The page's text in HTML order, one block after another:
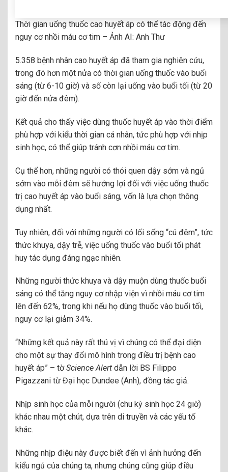
Thời gian uống thuốc cao huyết áp có thể tác động đến
nguy cơ nhồi máu cơ tim – Ảnh AI: Anh Thư
5.358 bệnh nhân cao huyết áp đã tham gia nghiên cứu,
trong đó hơn một nửa có thời gian uống thuốc vào buổi
sáng (từ 6-10 giờ) và số còn lại uống vào buổi tối (từ 20
giờ đến nửa đêm).
Kết quả cho thấy việc dùng thuốc huyết áp vào thời điểm
phù hợp với kiểu thời gian cá nhân, tức phù hợp với nhịp
sinh học, có thể giúp tránh cơn nhồi máu cơ tim.
Cụ thể hơn, những người có thói quen dậy sớm và ngủ
sớm vào mỗi đêm sẽ hưởng lợi đối với việc uống thuốc
trị cao huyết áp vào buổi sáng, vốn là lựa chọn thông
dụng nhất.
Tuy nhiên, đối với những người có lối sống “cú đêm”, tức
thức khuya, dậy trễ, việc uống thuốc vào buổi tối phát
huy tác dụng đáng ngạc nhiên.
Những người thức khuya và dậy muộn dùng thuốc buổi
sáng có thể tăng nguy cơ nhập viện vì nhồi máu cơ tim
lên đến 62%, trong khi nếu họ dùng thuốc vào buổi tối,
nguy cơ lại giảm 34%.
“Những kết quả này rất thú vị vì chúng có thể đại diện
cho một sự thay đổi mô hình trong điều trị bệnh cao
huyết áp” – tờScience Alert dẫn lời BS Filippo
Pigazzani từ Đại học Dundee (Anh), đồng tác giả.
Nhịp sinh học của mỗi người (chu kỳ sinh học 24 giờ)
khác nhau một chút, dựa trên di truyền và các yếu tố
khác.
Những nhịp điệu này được biết đến vì ảnh hưởng đến
kiểu ngủ của chúng ta, nhưng chúng cũng giúp điều